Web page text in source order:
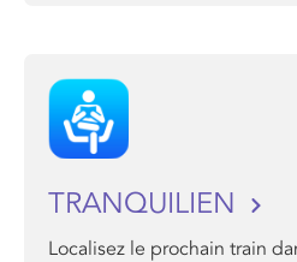
TRANQUILIEN
Localisez le prochain train